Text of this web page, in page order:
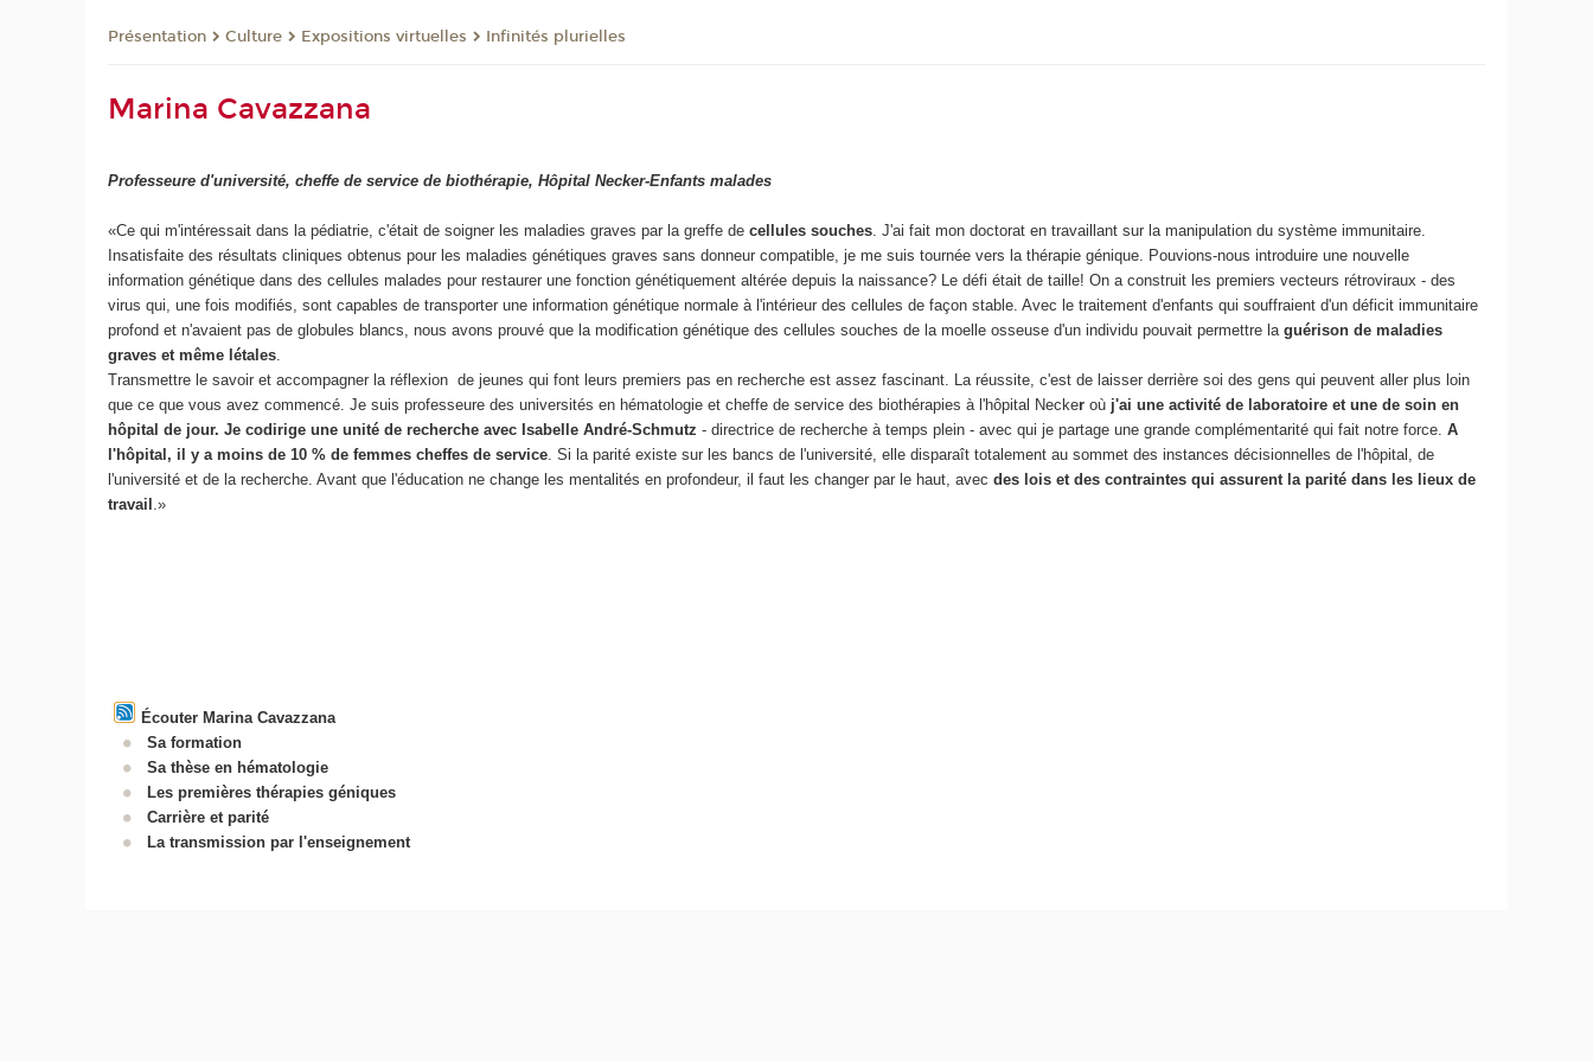
Présentation Culture Expositions virtuelles Infinités plurielles
Marina Cavazzana
Professeure d'université, cheffe de service de biothérapie, Hôpital Necker-Enfants malades
«Ce qui m'intéressait dans la pédiatrie, c'était de soigner les maladies graves par la greffe decellules souches . J'ai fait mon doctorat en travaillant sur la manipulation du système immunitaire.
Insatisfaite des résultats cliniques obtenus pour les maladies génétiques graves sans donneur compatible, je me suis tournée vers la thérapie génique. Pouvions-nous introduire une nouvelle
information génétique dans des cellules malades pour restaurer une fonction génétiquement altérée depuis la naissance? Le défi était de taille! On a construit les premiers vecteurs rétroviraux - des
virus qui, une fois modifiés, sont capables de transporter une information génétique normale à l'intérieur des cellules de façon stable. Avec le traitement d'enfants qui souffraient d'un déficit immunitaire
profond et n'avaient pas de globules blancs, nous avons prouvé que la modification génétique des cellules souches de la moelle osseuse d'un individu pouvait permettre laguérison de maladies
graves et même létales
Transmettre le savoir et accompagner la réflexion de jeunes qui font leurs premiers pas en recherche est assez fascinant. La réussite, c'est de laisser derrière soi des gens qui peuvent aller plus loin
que ce que vous avez commencé. Je suis professeure des universités en hématologie et cheffe de service des biothérapies à l'hôpital Necker où j'ai une activité de laboratoire et une de soin en
hôpital de jour. Je codirige une unité de recherche avec Isabelle André-Schmutz - directrice de recherche à temps plein - avec qui je partage une grande complémentarité qui fait notre force. A
l'hôpital, il y a moins de 10 % de femmes cheffes de service . Si la parité existe sur les bancs de l'université, elle disparaît totalement au sommet des instances décisionnelles de l'hôpital, de
l'université et de la recherche. Avant que l'éducation ne change les mentalités en profondeur, il faut les changer par le haut, avecdes lois et des contraintes qui assurent la parité dans les lieux de
travail .»
Écouter Marina Cavazzana
Sa formation
Sa thèse en hématologie
Les premières thérapies géniques
Carrière et parité
La transmission par l'enseignement